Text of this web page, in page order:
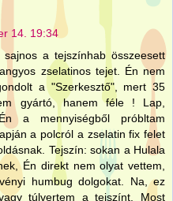
14. 19:34
a tejszínhab összeesett
zselatinos tejet. Én nem
a "Szerkesztő", mert 35
gyártó, hanem féle ! Lap,
a mennyiségből próbltam
a polcról a zselatin fix felet
Tejszín: sokan a Hulala
Én direkt nem olyat vettem,
humbug dolgokat. Na, ez
túlvertem a tejszínt. Most